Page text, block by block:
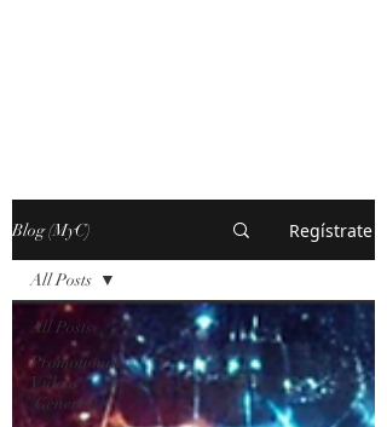
Blog (MyC) Regístrate
All Posts
Promotional
Videos
(General)
All Posts